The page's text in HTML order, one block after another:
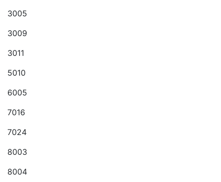
3005
3009
3011
5010
6005
7016
7024
8003
8004